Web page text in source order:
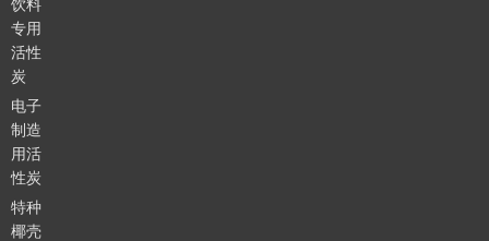
饮料
专用
活性
炭
电子
制造
用活
性炭
特种
椰壳